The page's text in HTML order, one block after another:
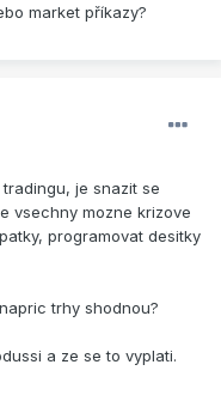
market příkazy?
je snazit se
vsechny mozne krizove
programovat desitky
trhy shodnou?
a ze se to vyplati.